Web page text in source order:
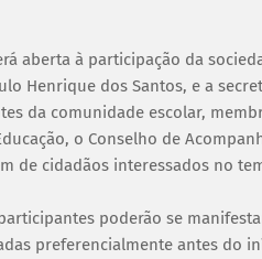
aberta à participação da
Henrique dos Santos, e a
da comunidade escolar,
o Conselho de
de cidadãos interessados no
poderão se
preferencialmente antes do